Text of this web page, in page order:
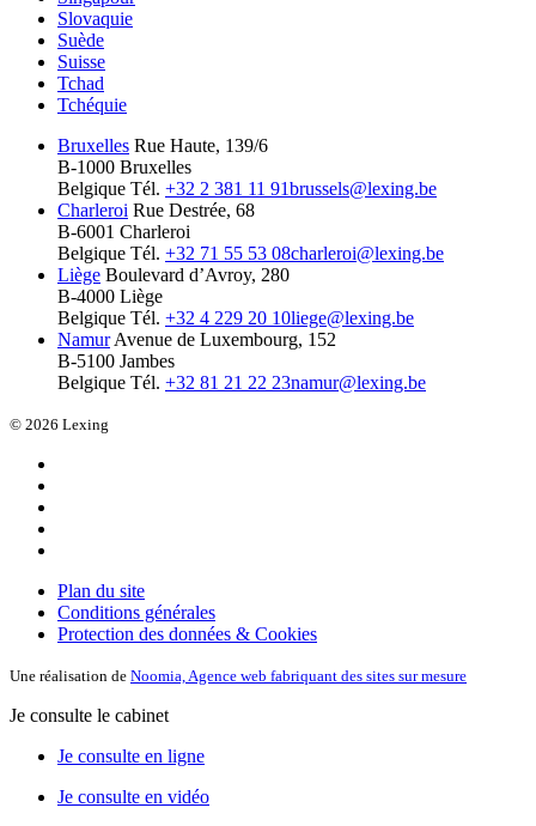
Slovaquie
Suède
Suisse
Tchad
Tchéquie
Bruxelles Rue Haute, 139/6
B-1000 Bruxelles
Belgique Tél. +32 2 381 11 91brussels@lexing.be
Charleroi Rue Destrée, 68
B-6001 Charleroi
Belgique Tél. +32 71 55 53 08charleroi@lexing.be
Liège Boulevard d’Avroy, 280
B-4000 Liège
Belgique Tél. +32 4 229 20 10liege@lexing.be
Namur Avenue de Luxembourg, 152
B-5100 Jambes
Belgique Tél. +32 81 21 22 23namur@lexing.be
© 2026 Lexing
Plan du site
Conditions générales
Protection des données & Cookies
Une réalisation de Noomia, Agence web fabriquant des sites sur mesure
Je consulte le cabinet
Je consulte en ligne
Je consulte en vidéo